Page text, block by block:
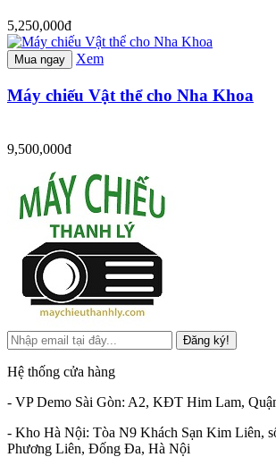
5,250,000đ
Mua ngay Xem
Máy chiếu Vật thể cho Nha Khoa
9,500,000đ
Đăng ký!
Hệ thống cửa hàng
- VP Demo Sài Gòn: A2, KĐT Him Lam,
- Kho Hà Nội: Tòa N9 Khách Sạn Kim Liên,
Phương Liên, Đống Đa, Hà Nội